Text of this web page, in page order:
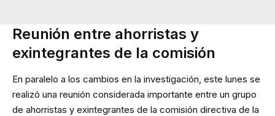
Reunión entre ahorristas y
exintegrantes de la comisión
En paralelo a los cambios en la investigación, este lunes se
realizó una reunión considerada importante entre un grupo
de ahorristas y exintegrantes de la comisión directiva de la